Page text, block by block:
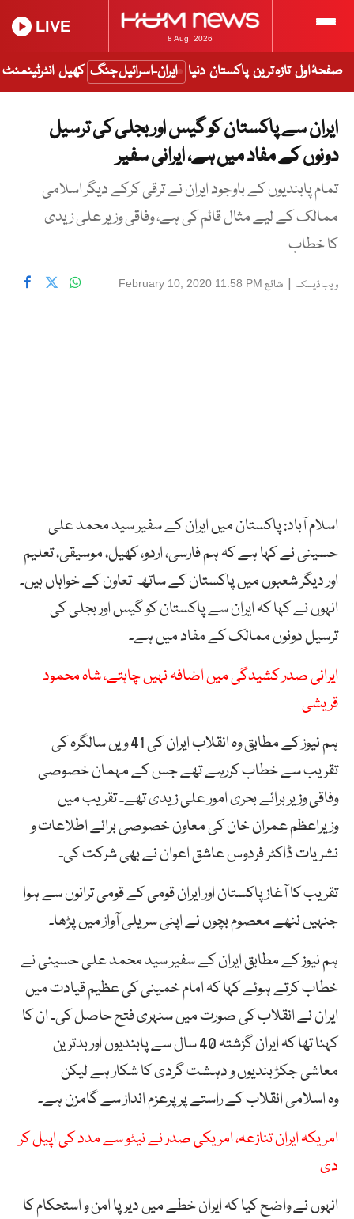
8 Aug, 2026
LIVE
صفحۂ اول تازہ ترین پاکستان دنیا ایران-اسرائیل جنگ کھیل انٹرٹینمنٹ
ایران سے پاکستان کو گیس اور بجلی کی ترسیل
دونوں کے مفاد میں ہے، ایرانی سفیر
تمام پابندیوں کے باوجود ایران نے ترقی کرکے دیگر اسلامی
ممالک کے لیے مثال قائم کی ہے، وفاقی وزیر علی زیدی
کا خطاب
ویب ڈیسک | شائع February 10, 2020 11:58 PM
اسلام آباد: پاکستان میں ایران کے سفیر سید محمد علی
حسینی نے کہا ہے کہ ہم فارسی، اردو، کھیل، موسیقی، تعلیم
اور دیگر شعبوں میں پاکستان کے ساتھ تعاون کے خواہاں ہیں۔
انہوں نے کہا کہ ایران سے پاکستان کو گیس اور بجلی کی
ترسیل دونوں ممالک کے مفاد میں ہے۔
ایرانی صدر کشیدگی میں اضافہ نہیں چاہتے، شاہ محمود
قریشی
ہم نیوز کے مطابق وہ انقلاب ایران کی 41 ویں سالگرہ کی
تقریب سے خطاب کررہے تھے جس کے مہمان خصوصی
وفاقی وزیر برائے بحری امور علی زیدی تھے۔ تقریب میں
وزیراعظم عمران خان کی معاون خصوصی برائے اطلاعات و
نشریات ڈاکٹر فردوس عاشق اعوان نے بھی شرکت کی۔
تقریب کا آغاز پاکستان اور ایران قومی کے قومی ترانوں سے ہوا
جنہیں ننھے معصوم بچوں نے اپنی سریلی آواز میں پڑھا۔
ہم نیوز کے مطابق ایران کے سفیر سید محمد علی حسینی نے
خطاب کرتے ہوئے کہا کہ امام خمینی کی عظیم قیادت میں
ایران نے انقلاب کی صورت میں سنہری فتح حاصل کی۔ ان کا
کہنا تھا کہ ایران گزشتہ 40 سال سے پابندیوں اور بدترین
معاشی جکڑ بندیوں و دہشت گردی کا شکار ہے لیکن
وہ اسلامی انقلاب کے راستے پر پرعزم انداز سے گامزن ہے۔
امریکہ ایران تنازعہ، امریکی صدر نے نیٹو سے مدد کی اپیل کر
دی
انہوں نے واضح کیا کہ ایران خطے میں دیرپا امن و استحکام کا